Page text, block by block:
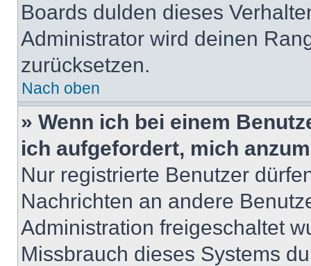
Boards dulden dieses
Administrator wird deinen
zurücksetzen.
Nach oben
» Wenn ich bei einem
ich aufgefordert, mich
Nur registrierte Benutzer
Nachrichten an andere
Administration freigeschaltet
Missbrauch dieses Systems